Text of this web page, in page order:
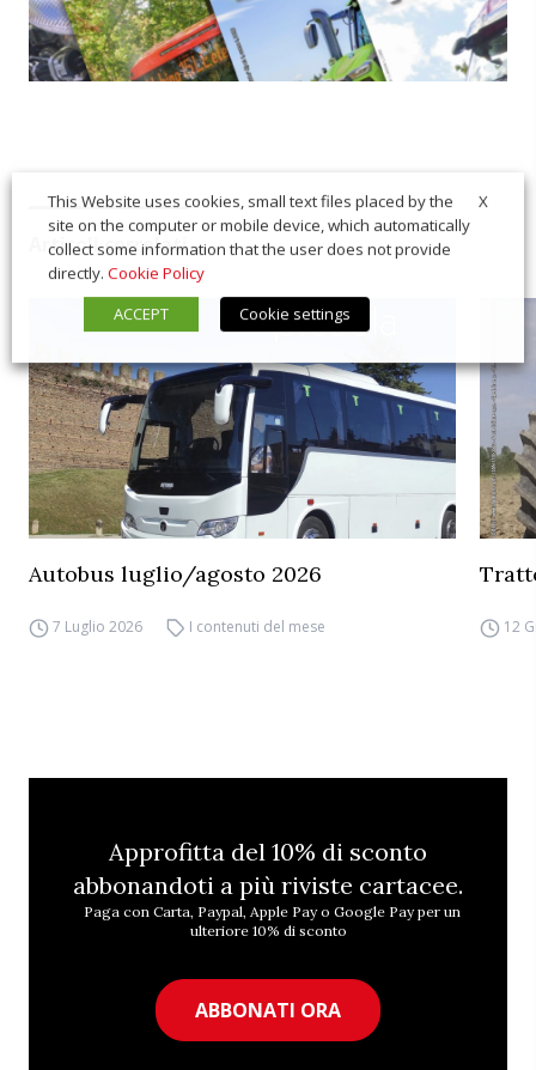
Articoli correlati
Autobus luglio/agosto 2026
7 Luglio 2026 I contenuti del mese 12
Approfitta del 10% di sconto
abbonandoti a più riviste cartacee.
Paga con Carta, Paypal, Apple Pay o Google Pay per un
ulteriore 10% di sconto
ABBONATI ORA
X
This Website uses cookies, small text files placed by the
site on the computer or mobile device, which automatically
collect some information that the user does not provide
directly. Cookie Policy
ACCEPT
Cookie settings